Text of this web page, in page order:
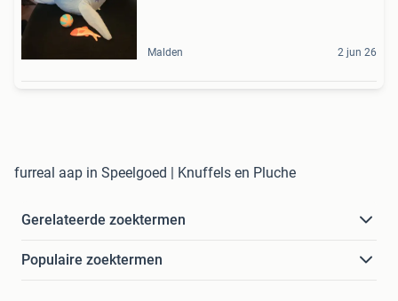
Malden 2 jun 26
furreal aap in Speelgoed | Knuffels en Pluche
Gerelateerde zoektermen
Populaire zoektermen